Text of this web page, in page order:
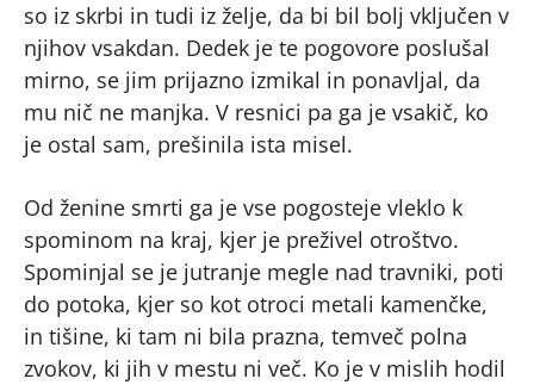
so iz skrbi in tudi iz želje, da bi bil bolj vključen v
njihov vsakdan. Dedek je te pogovore poslušal
mirno, se jim prijazno izmikal in ponavljal, da
mu nič ne manjka. V resnici pa ga je vsakič, ko
je ostal sam, prešinila ista misel.
Od ženine smrti ga je vse pogosteje vleklo k
spominom na kraj, kjer je preživel otroštvo.
Spominjal se je jutranje megle nad travniki, poti
do potoka, kjer so kot otroci metali kamenčke,
in tišine, ki tam ni bila prazna, temveč polna
zvokov, ki jih v mestu ni več. Ko je v mislih hodil